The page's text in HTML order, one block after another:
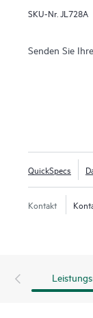
SKU-Nr. JL728A
Senden Sie
QuickSpecs
Kontakt